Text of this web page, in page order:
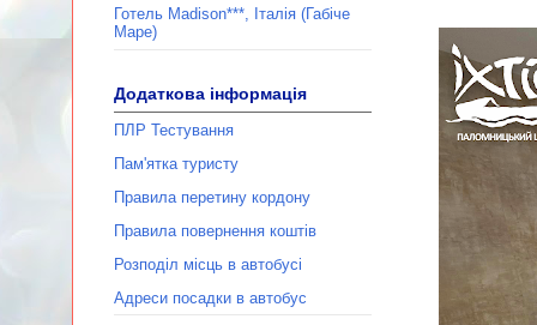
Готель Madison***, Італія (Габіче
Маре)
Додаткова інформація
ПЛР Тестування
Пам'ятка туристу
Правила перетину кордону
Правила повернення коштів
Розподіл місць в автобусі
Адреси посадки в автобус